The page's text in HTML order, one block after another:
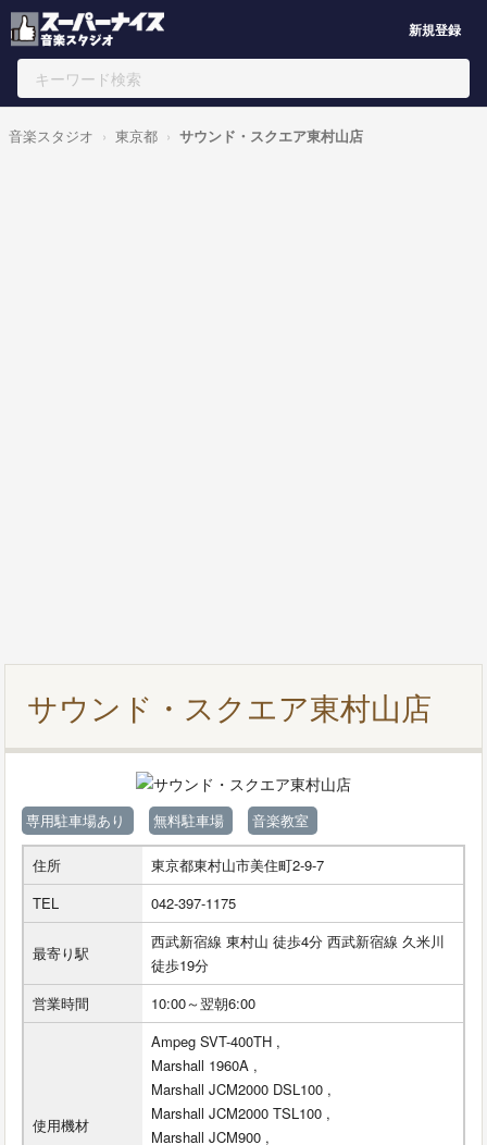
新規登録
音楽スタジオ 東京都 サウンド・スクエア東村山店
サウンド・スクエア東村山店
専用駐車場あり 無料駐車場 音楽教室
住所
東京都東村山市美住町2-9-7
TEL
042-397-1175
最寄り駅
西武新宿線 東村山 徒歩4分 西武新宿線 久米川
徒歩19分
営業時間
10:00～翌朝6:00
使用機材
Ampeg SVT-400TH ,
Marshall 1960A ,
Marshall JCM2000 DSL100 ,
Marshall JCM2000 TSL100 ,
Marshall JCM900 ,